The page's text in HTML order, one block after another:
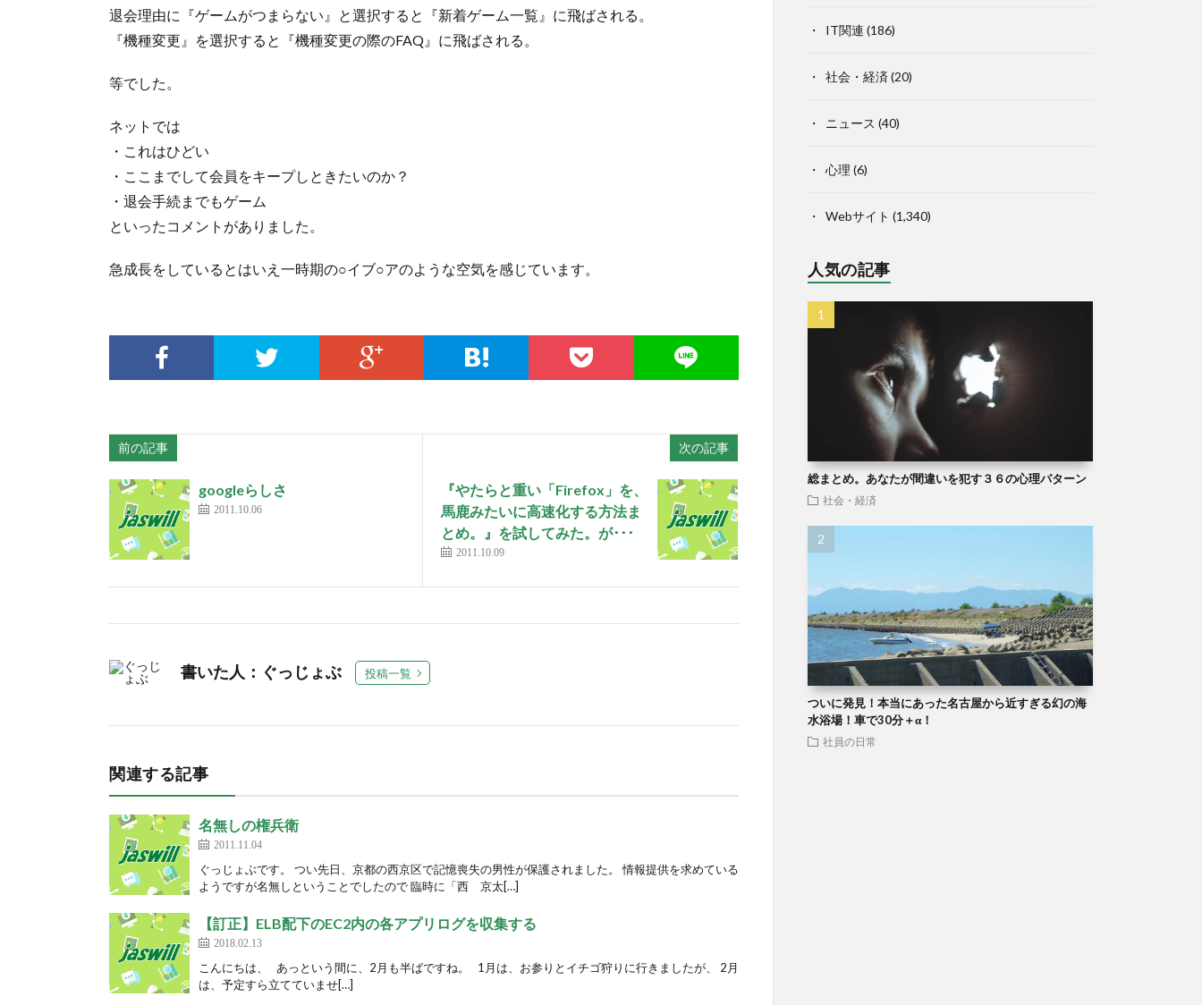
退会理由に『ゲームがつまらない』と選択すると『新着ゲーム一覧』に飛ばされる。
『機種変更』を選択すると『機種変更の際のFAQ』に飛ばされる。
等でした。
ネットでは
・これはひどい
・ここまでして会員をキープしときたいのか？
・退会手続までもゲーム
といったコメントがありました。
急成長をしているとはいえ一時期の○イブ○アのような空気を感じています。
前の記事
googleらしさ
2011.10.06
次の記事
『やたらと重い「Firefox」を、
馬鹿みたいに高速化する方法ま
とめ。』を試してみた。が･･･
2011.10.09
書いた人：ぐっじょぶ 投稿一覧
関連する記事
名無しの権兵衛
2011.11.04
ぐっじょぶです。 つい先日、京都の西京区で記憶喪失の男性が保護されました。 情報提供を求めている
ようですが名無しということでしたので 臨時に「西 京太[…]
【訂正】ELB配下のEC2内の各アプリログを収集する
2018.02.13
こんにちは、 あっという間に、2月も半ばですね。 1月は、お参りとイチゴ狩りに行きましたが、 2月
は、予定すら立てていませ[…]
IT関連 (186)
社会・経済(20)
ニュース (40)
心理 (6)
Webサイト (1,340)
人気の記事
総まとめ。あなたが間違いを犯す３６の心理パターン
社会・経済
ついに発見！本当にあった名古屋から近すぎる幻の海
水浴場！車で30分＋α！
社員の日常